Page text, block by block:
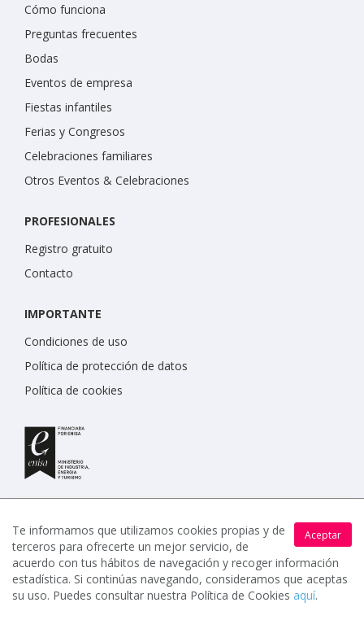
Cómo funciona
Preguntas frecuentes
Bodas
Eventos de empresa
Fiestas infantiles
Ferias y Congresos
Celebraciones familiares
Otros Eventos & Celebraciones
PROFESIONALES
Registro gratuito
Contacto
IMPORTANTE
Condiciones de uso
Política de protección de datos
Política de cookies
www.celebrents.es tiene una calificación de 5 / 5 otorgada
por 7900 miembros.
Aceptar
Te informamos que utilizamos cookies propias y de
terceros para ofrecerte un mejor servicio, de
acuerdo con tus hábitos de navegación y recoger información
estadística. Si continúas navegando, consideramos que aceptas
su uso. Puedes consultar nuestra Política de Cookies aquí.